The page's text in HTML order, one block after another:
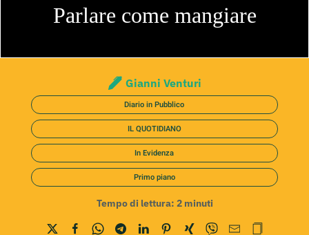
Parlare come mangiare
Gianni Venturi
Diario in Pubblico
IL QUOTIDIANO
In Evidenza
Primo piano
Tempo di lettura: 2 minuti